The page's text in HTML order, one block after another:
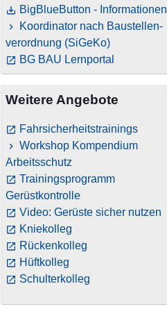
BigBlueButton - Informationen
Koordinator nach Baustellen­
verordnung (SiGeKo)
BG BAU Lernportal
Weitere Angebote
Fahrsicherheitstrainings
Workshop Kompendium
Arbeitsschutz
Trainingsprogramm
Gerüstkontrolle
Video: Gerüste sicher nutzen
Kniekolleg
Rückenkolleg
Hüftkolleg
Schulterkolleg